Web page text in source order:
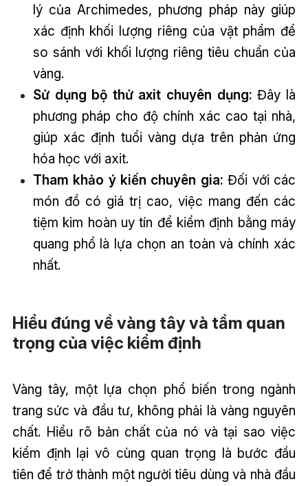
lý của Archimedes, phương pháp này giúp
xác định khối lượng riêng của vật phẩm để
so sánh với khối lượng riêng tiêu chuẩn của
vàng.
Sử dụng bộ thử axit chuyên dụng: Đây là
phương pháp cho độ chính xác cao tại nhà,
giúp xác định tuổi vàng dựa trên phản ứng
hóa học với axit.
Tham khảo ý kiến chuyên gia: Đối với các
món đồ có giá trị cao, việc mang đến các
tiệm kim hoàn uy tín để kiểm định bằng máy
quang phổ là lựa chọn an toàn và chính xác
nhất.
Hiểu đúng về vàng tây và tầm quan
trọng của việc kiểm định
Vàng tây, một lựa chọn phổ biến trong ngành
trang sức và đầu tư, không phải là vàng nguyên
chất. Hiểu rõ bản chất của nó và tại sao việc
kiểm định lại vô cùng quan trọng là bước đầu
tiên để trở thành một người tiêu dùng và nhà đầu